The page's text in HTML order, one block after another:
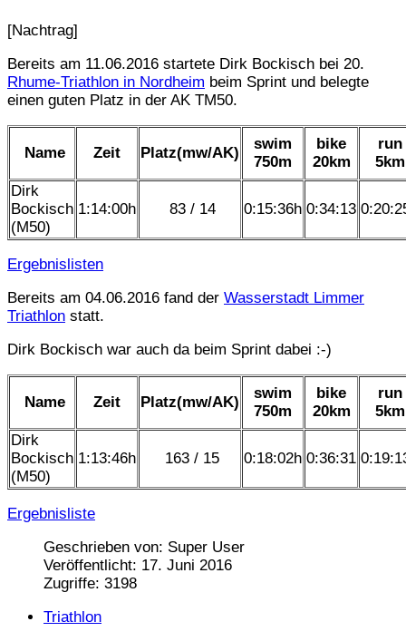
[Nachtrag]
Bereits am 11.06.2016 startete Dirk Bockisch bei 20.
Rhume-Triathlon in Nordheim beim Sprint und belegte
einen guten Platz in der AK TM50.
Name Zeit Platz(mw/AK)
swim
750m
bike
20km
run
5km
Dirk
Bockisch
(M50)
1:14:00h 83 / 14 0:15:36h 0:34:13
Ergebnislisten
Bereits am 04.06.2016 fand der Wasserstadt Limmer
Triathlon statt.
Dirk Bockisch war auch da beim Sprint dabei :-)
Name Zeit Platz(mw/AK)
swim
750m
bike
20km
run
5km
Dirk
Bockisch
(M50)
1:13:46h 163 / 15 0:18:02h 0:36:31
Ergebnisliste
Geschrieben von: Super User
Veröffentlicht: 17. Juni 2016
Zugriffe: 3198
Triathlon